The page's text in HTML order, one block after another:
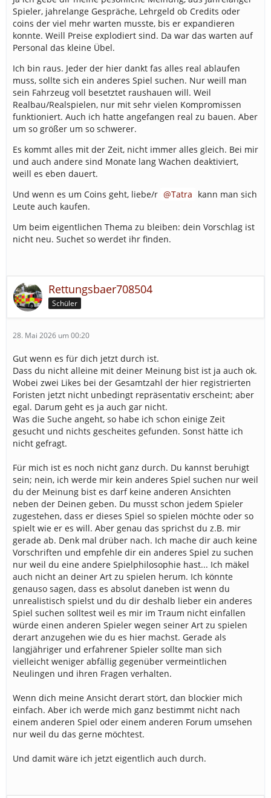
Spieler, jahrelange Gespräche, Lehrgeld ob Credits oder
coins der viel mehr warten musste, bis er expandieren
konnte. Weill Preise explodiert sind. Da war das warten auf
Personal das kleine Übel.
Ich bin raus. Jeder der hier dankt fas alles real ablaufen
muss, sollte sich ein anderes Spiel suchen. Nur weill man
sein Fahrzeug voll besetztet raushauen will. Weil
Realbau/Realspielen, nur mit sehr vielen Kompromissen
funktioniert. Auch ich hatte angefangen real zu bauen. Aber
um so größer um so schwerer.
Es kommt alles mit der Zeit, nicht immer alles gleich. Bei mir
und auch andere sind Monate lang Wachen deaktiviert,
weill es eben dauert.
Und wenn es um Coins geht, liebe/r
Tatra kann man sich
Leute auch kaufen.
Um beim eigentlichen Thema zu bleiben: dein Vorschlag ist
nicht neu. Suchet so werdet ihr finden.
Rettungsbaer708504
Schüler
28. Mai 2026 um 00:20
Gut wenn es für dich jetzt durch ist.
Dass du nicht alleine mit deiner Meinung bist ist ja auch ok.
Wobei zwei Likes bei der Gesamtzahl der hier registrierten
Foristen jetzt nicht unbedingt repräsentativ erscheint; aber
egal. Darum geht es ja auch gar nicht.
Was die Suche angeht, so habe ich schon einige Zeit
gesucht und nichts gescheites gefunden. Sonst hätte ich
nicht gefragt.
Für mich ist es noch nicht ganz durch. Du kannst beruhigt
sein; nein, ich werde mir kein anderes Spiel suchen nur weil
du der Meinung bist es darf keine anderen Ansichten
neben der Deinen geben. Du musst schon jedem Spieler
zugestehen, dass er dieses Spiel so spielen möchte oder so
spielt wie er es will. Aber genau das sprichst du z.B. mir
gerade ab. Denk mal drüber nach. Ich mache dir auch keine
Vorschriften und empfehle dir ein anderes Spiel zu suchen
nur weil du eine andere Spielphilosophie hast... Ich mäkel
auch nicht an deiner Art zu spielen herum. Ich könnte
genauso sagen, dass es absolut daneben ist wenn du
unrealistisch spielst und du dir deshalb lieber ein anderes
Spiel suchen solltest weil es mir im Traum nicht einfallen
würde einen anderen Spieler wegen seiner Art zu spielen
derart anzugehen wie du es hier machst. Gerade als
langjähriger und erfahrener Spieler sollte man sich
vielleicht weniger abfällig gegenüber vermeintlichen
Neulingen und ihren Fragen verhalten.
Wenn dich meine Ansicht derart stört, dan blockier mich
einfach. Aber ich werde mich ganz bestimmt nicht nach
einem anderen Spiel oder einem anderen Forum umsehen
nur weil du das gerne möchtest.
Und damit wäre ich jetzt eigentlich auch durch.